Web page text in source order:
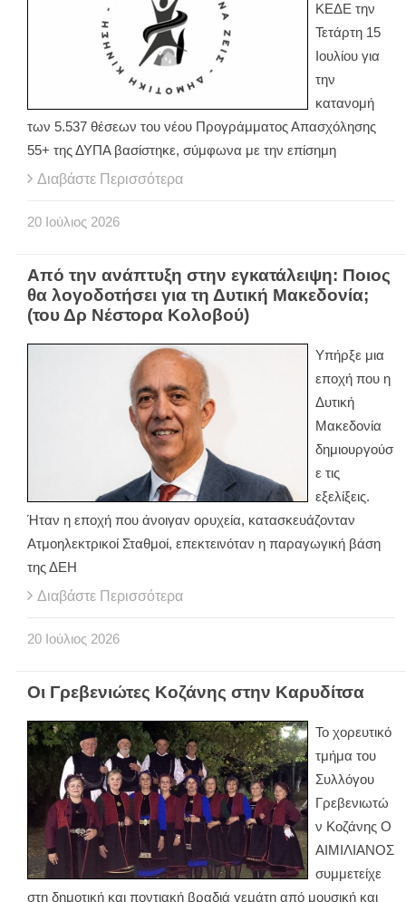
ΚΕΔΕ την
Τετάρτη 15
Ιουλίου για
την
κατανομή
των 5.537 θέσεων του νέου Προγράμματος Απασχόλησης
55+ της ΔΥΠΑ βασίστηκε, σύμφωνα με την επίσημη
Διαβάστε Περισσότερα
20 Ιούλιος 2026
Από την ανάπτυξη στην εγκατάλειψη: Ποιος
θα λογοδοτήσει για τη Δυτική Μακεδονία;
(του Δρ Νέστορα Κολοβού)
Υπήρξε μια
εποχή που η
Δυτική
Μακεδονία
δημιουργούσ
ε τις
εξελίξεις.
Ήταν η εποχή που άνοιγαν ορυχεία, κατασκευάζονταν
Ατμοηλεκτρικοί Σταθμοί, επεκτεινόταν η παραγωγική βάση
της ΔΕΗ
Διαβάστε Περισσότερα
20 Ιούλιος 2026
Οι Γρεβενιώτες Κοζάνης στην Καρυδίτσα
Το χορευτικό
τμήμα του
Συλλόγου
Γρεβενιωτώ
ν Κοζάνης Ο
ΑΙΜΙΛΙΑΝΟΣ
συμμετείχε
στη δημοτική και ποντιακή βραδιά γεμάτη από μουσική και